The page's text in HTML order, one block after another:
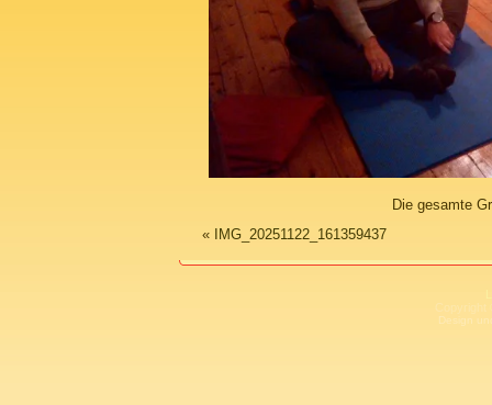
Die gesamte
«
IMG_20251122_161359437
Design